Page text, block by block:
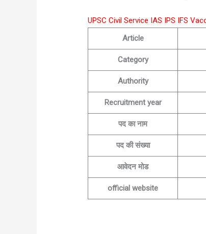
UPSC Civil Service IAS IPS IFS
Article
Category
Authority
Recruitment year
पद का नाम
पद की संख्या
आवेदन मोड
official website